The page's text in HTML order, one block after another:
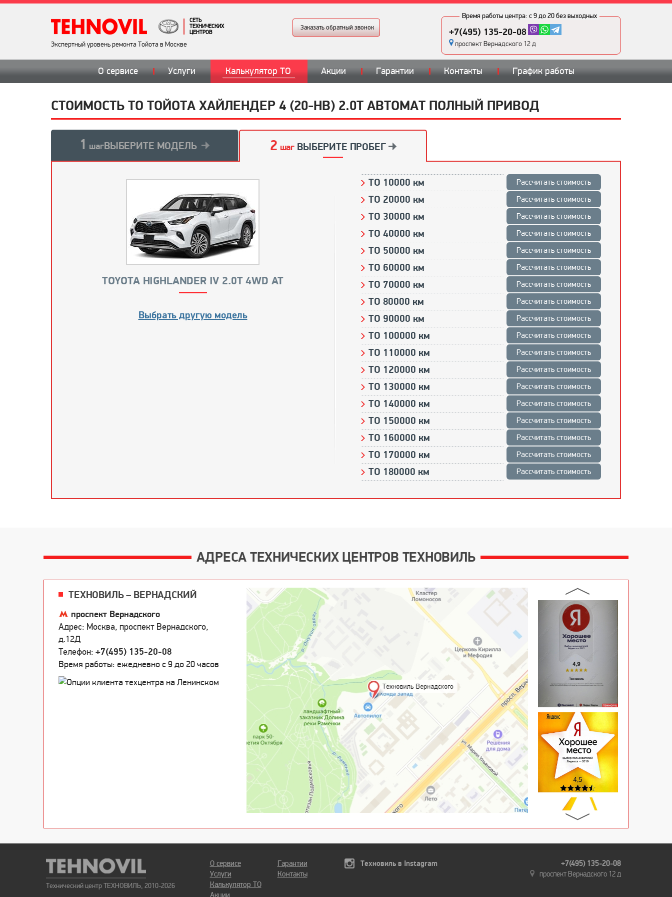
СЕТЬ
ТЕХНИЧЕСКИХ
ЦЕНТРОВ
Экспертный уровень ремонта Тойота в Москве
Заказать обратный звонок
Время работы центра: с 9 до 20 без выходных
+7(495) 135-20-08
проспект Вернадского 12 д
О сервисе Услуги Калькулятор ТО Акции Гарантии Контакты График работы
СТОИМОСТЬ ТО ТОЙОТА ХАЙЛЕНДЕР 4 (20-НВ) 2.0T АВТОМАТ ПОЛНЫЙ ПРИВОД
1 шагВЫБЕРИТЕ МОДЕЛЬ 2 шаг ВЫБЕРИТЕ ПРОБЕГ
TOYOTA HIGHLANDER IV 2.0T 4WD AT
Выбрать другую модель
ТО 10000 км Рассчитать стоимость
ТО 20000 км Рассчитать стоимость
ТО 30000 км Рассчитать стоимость
ТО 40000 км Рассчитать стоимость
ТО 50000 км Рассчитать стоимость
ТО 60000 км Рассчитать стоимость
ТО 70000 км Рассчитать стоимость
ТО 80000 км Рассчитать стоимость
ТО 90000 км Рассчитать стоимость
ТО 100000 км Рассчитать стоимость
ТО 110000 км Рассчитать стоимость
ТО 120000 км Рассчитать стоимость
ТО 130000 км Рассчитать стоимость
ТО 140000 км Рассчитать стоимость
ТО 150000 км Рассчитать стоимость
ТО 160000 км Рассчитать стоимость
ТО 170000 км Рассчитать стоимость
ТО 180000 км Рассчитать стоимость
АДРЕСА ТЕХНИЧЕСКИХ ЦЕНТРОВ ТЕХНОВИЛЬ
ТЕХНОВИЛЬ – ВЕРНАДСКИЙ
проспект Вернадского
Адрес: Москва, проспект Вернадского,
д.12Д
Телефон: +7(495) 135-20-08
Время работы: ежедневно c 9 до 20 часов
Технический центр ТЕХНОВИЛЬ, 2010-2026
О сервисе
Услуги
Калькулятор ТО
Акции
Гарантии
Контакты
Техновиль в Instagram
+7(495) 135-20-08
проспект Вернадского 12 д